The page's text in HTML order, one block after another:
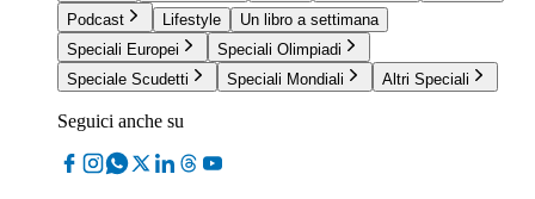
Podcast
Lifestyle
Un libro a settimana
Speciali Europei
Speciali Olimpiadi
Speciale Scudetti
Speciali Mondiali Altri Speciali
Seguici anche su